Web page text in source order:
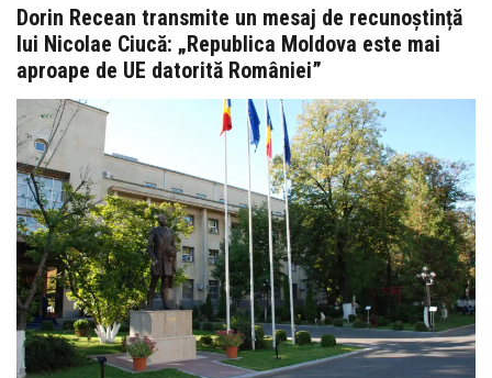
Dorin Recean transmite un mesaj de recunoștință
lui Nicolae Ciucă: „Republica Moldova este mai
aproape de UE datorită României”